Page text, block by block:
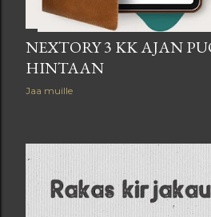
NEXTORY 3 KK AJAN
HINTAAN
Jaa muille